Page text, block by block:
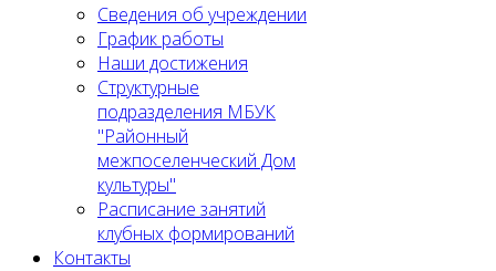
Сведения об учреждении
График работы
Наши достижения
Структурные
подразделения МБУК
"Районный
межпоселенческий Дом
культуры"
Расписание занятий
клубных формирований
Контакты